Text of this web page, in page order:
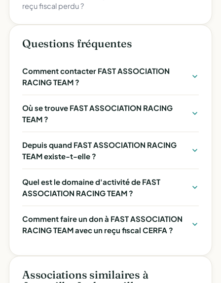
reçu fiscal perdu ?
Questions fréquentes
Comment contacter FAST ASSOCIATION
RACING TEAM ?
Où se trouve FAST ASSOCIATION RACING
TEAM ?
Depuis quand FAST ASSOCIATION RACING
TEAM existe-t-elle ?
Quel est le domaine d'activité de FAST
ASSOCIATION RACING TEAM ?
Comment faire un don à FAST ASSOCIATION
RACING TEAM avec un reçu fiscal CERFA ?
Associations similaires à